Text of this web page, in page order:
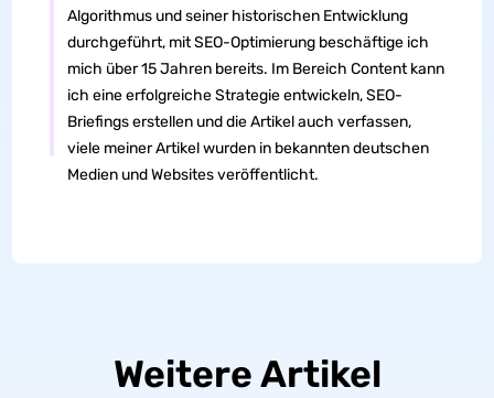
Algorithmus und seiner historischen Entwicklung
durchgeführt, mit SEO-Optimierung beschäftige ich
mich über 15 Jahren bereits. Im Bereich Content kann
ich eine erfolgreiche Strategie entwickeln, SEO-
Briefings erstellen und die Artikel auch verfassen,
viele meiner Artikel wurden in bekannten deutschen
Medien und Websites veröffentlicht.
Weitere Artikel